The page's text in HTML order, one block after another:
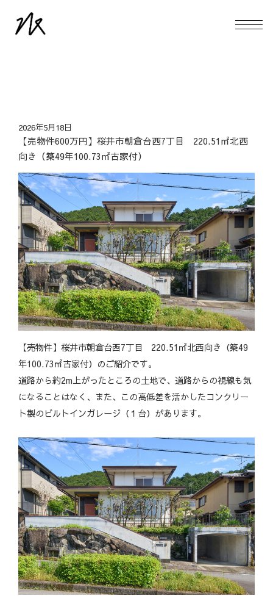
2026年5月18日
【売物件600万円】桜井市朝倉台西7丁目 220.51㎡北西
向き（築49年100.73㎡古家付）
【売物件】桜井市朝倉台西7丁目 220.51㎡北西向き（築49
年100.73㎡古家付）のご紹介です。
道路から約2m上がったところの土地で、道路からの視線も気
になることはなく、また、この高低差を活かしたコンクリー
ト製のビルトインガレージ（１台）があります。